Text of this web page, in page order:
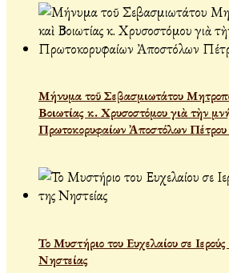
Μήνυμα τοῦ Σεβασμιωτάτου
Βοιωτίας κ. Χρυσοστόμου γιὰ τὴν
Πρωτοκορυφαίων Ἀποστόλων
Το Μυστήριο του Ευχελαίου σε
Νηστείας